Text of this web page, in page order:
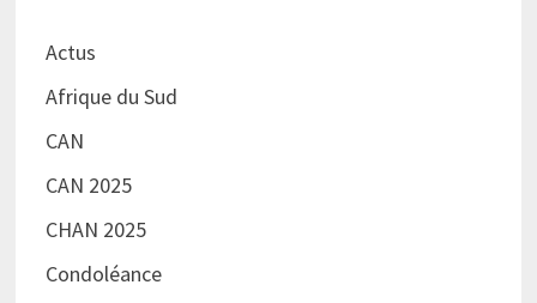
Actus
Afrique du Sud
CAN
CAN 2025
CHAN 2025
Condoléance